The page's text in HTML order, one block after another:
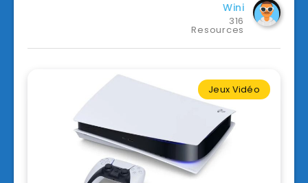
Wini
316
Resources
Jeux Vidéo